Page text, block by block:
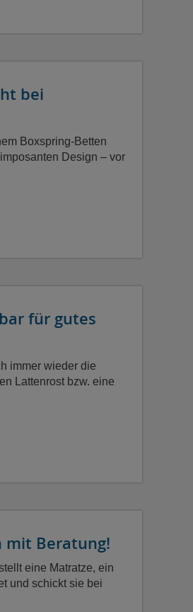
bei
Boxspring-Betten
Design – vor
für gutes
immer wieder die
Lattenrost bzw. eine
mit Beratung!
eine Matratze, ein
und schickt sie bei